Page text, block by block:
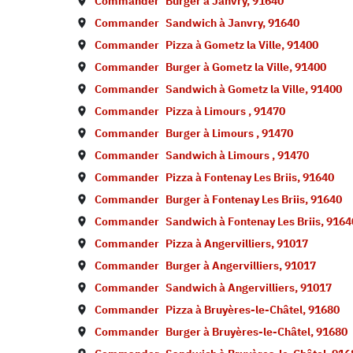
Commander Sandwich àJanvry,91640
Commander Pizza àGometz la Ville,91400
Commander Burger àGometz la Ville,91400
Commander Sandwich àGometz la Ville,91400
Commander Pizza à Limours ,91470
Commander Burger à Limours ,91470
Commander Sandwich à Limours ,91470
Commander Pizza à Fontenay Les Briis,91640
Commander Burger à Fontenay Les Briis,91640
Commander Sandwich à Fontenay Les Briis,
Commander Pizza àAngervilliers,91017
Commander Burger àAngervilliers,91017
Commander Sandwich àAngervilliers,91017
Commander Pizza à Bruyères-le-Châtel,91680
Commander Burger à Bruyères-le-Châtel,91680